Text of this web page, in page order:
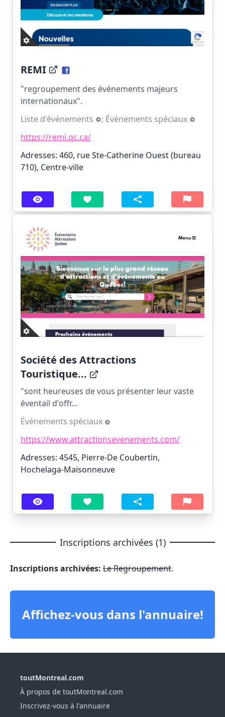
REMI
"regroupement des événements majeurs
internationaux".
Liste d'événements
; Événements spéciaux
https://remi.qc.ca/
Adresses: 460, rue Ste-Catherine Ouest (bureau
710), Centre-ville
Société des Attractions
Touristique...
"sont heureuses de vous présenter leur vaste
éventail d'offr...
Événements spéciaux
https://www.attractionsevenements.com/
Adresses: 4545, Pierre-De Coubertin,
Hochelaga-Maisonneuve
Inscriptions archivées (1)
Inscriptions archivées: Le Regroupement.
Affichez-vous dans l'annuaire!
toutMontreal.com
À propos de toutMontreal.com
Inscrivez-vous à l'annuaire